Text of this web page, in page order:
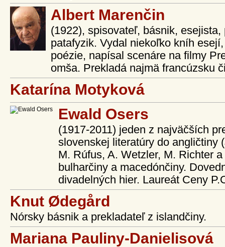
Albert Marenčin
(1922), spisovateľ, básnik,
patafyzik. Vydal niekoľko kníh
poézie, napísal scenáre na filmy
omša. Prekladá najmä francúzsku
Katarína Motyková
Ewald Osers
(1917-2011) jeden z najväčších
slovenskej literatúry do angličtiny
M. Rúfus, A. Wetzler, M. Richter
bulharčiny a macedónčiny.
divadelných hier. Laureát Ceny
Knut Ødegård
Nórsky básnik a prekladateľ z islandčiny.
Mariana Pauliny-Danielisová